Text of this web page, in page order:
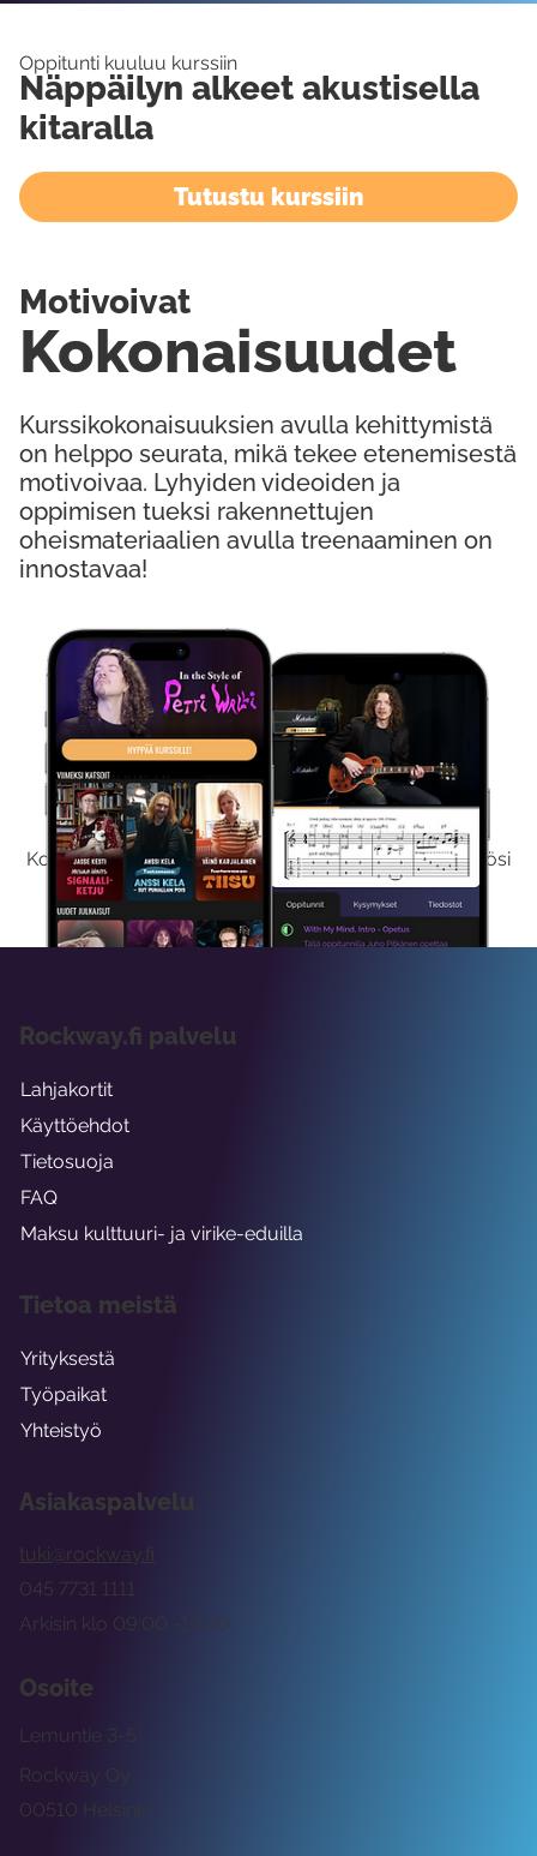
Kokeile Ilmaiseksi
Kokeilemalla ilmaiseksi saat koko sisältömme käyttöösi
viikon ajaksi.
Oppitunti kuuluu kurssiin
Näppäilyn alkeet akustisella
kitaralla
Tutustu kurssiin
Kurssikokonaisuuksien avulla kehittymistä
on helppo seurata, mikä tekee etenemisestä
motivoivaa. Lyhyiden videoiden ja
oppimisen tueksi rakennettujen
oheismateriaalien avulla treenaaminen on
innostavaa!
Kokonaisuudet
Motivoivat
Asiakaspalvelu
tuki@rockway.fi
Arkisin klo 09:00 -15:00
045 7731 1111
Osoite
Rockway Oy
Lemuntie 3-5
00510 Helsinki
Rockway.fi palvelu
Lahjakortit
Käyttöehdot
Tietosuoja
FAQ
Maksu kulttuuri- ja virike-eduilla
Tietoa meistä
Yrityksestä
Työpaikat
Yhteistyö